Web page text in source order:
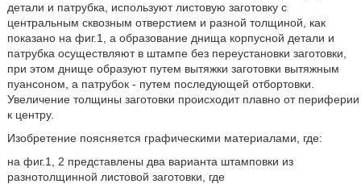
детали и патрубка, используют листовую заготовку с
центральным сквозным отверстием и разной толщиной, как
показано на фиг.1, а образование днища корпусной детали и
патрубка осуществляют в штампе без переустановки заготовки,
при этом днище образуют путем вытяжки заготовки вытяжным
пуансоном, а патрубок - путем последующей отбортовки.
Увеличение толщины заготовки происходит плавно от периферии
к центру.
Изобретение поясняется графическими материалами, где:
на фиг.1, 2 представлены два варианта штамповки из
разнотолщинной листовой заготовки, где